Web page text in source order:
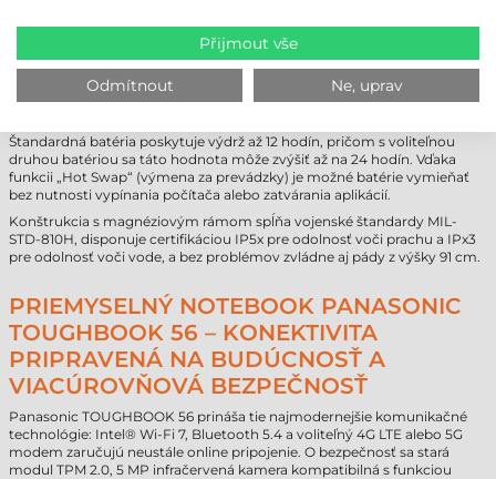
NEPRETRŽITÁ PREVÁDZKA A EXTRÉMNA
ODOLNOSŤ
Štandardná batéria poskytuje výdrž až 12 hodín, pričom s voliteľnou
druhou batériou sa táto hodnota môže zvýšiť až na 24 hodín. Vďaka
funkcii „Hot Swap“ (výmena za prevádzky) je možné batérie vymieňať
bez nutnosti vypínania počítača alebo zatvárania aplikácií.
Konštrukcia s magnéziovým rámom spĺňa vojenské štandardy MIL-
STD-810H, disponuje certifikáciou IP5x pre odolnosť voči prachu a IPx3
pre odolnosť voči vode, a bez problémov zvládne aj pády z výšky 91 cm.
PRIEMYSELNÝ NOTEBOOK PANASONIC
TOUGHBOOK 56 – KONEKTIVITA
PRIPRAVENÁ NA BUDÚCNOSŤ A
VIACÚROVŇOVÁ BEZPEČNOSŤ
Panasonic TOUGHBOOK 56 prináša tie najmodernejšie komunikačné
technológie: Intel® Wi-Fi 7, Bluetooth 5.4 a voliteľný 4G LTE alebo 5G
modem zaručujú neustále online pripojenie. O bezpečnosť sa stará
modul TPM 2.0, 5 MP infračervená kamera kompatibilná s funkciou
Přijmout vše
Odmítnout Ne, uprav